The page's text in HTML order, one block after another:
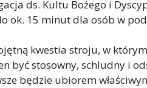
ds. Kultu Bożego i
ok. 15 minut dla osób w
kwestia stroju, w
być stosowny, schludny i
będzie ubiorem